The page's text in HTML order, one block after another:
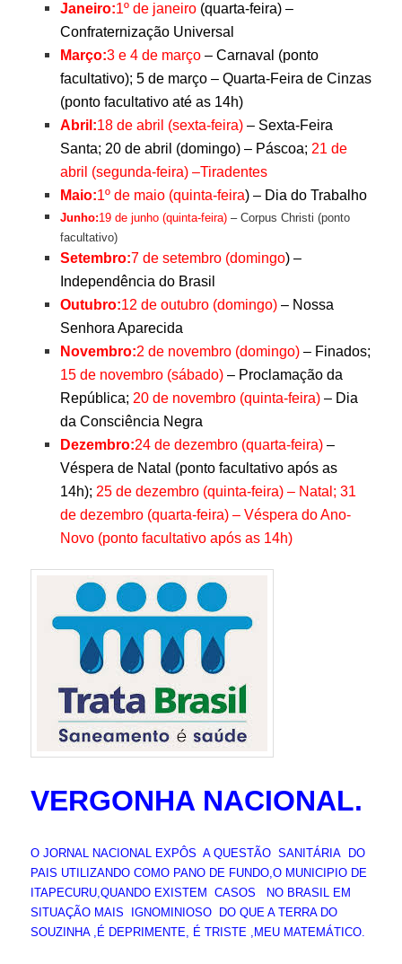
Janeiro:1º de janeiro(quarta-feira) –
Confraternização Universal
Março:3 e 4 de março– Carnaval (ponto
facultativo); 5 de março – Quarta-Feira de Cinzas
(ponto facultativo até as 14h)
Abril:18 de abril (sexta-feira)– Sexta-Feira
Santa; 20 de abril (domingo) – Páscoa; 21 de
abril (segunda-feira) –Tiradentes
Maio:1º de maio (quinta-feira) – Dia do Trabalho
Junho:19 de junho (quinta-feira)– Corpus Christi (ponto
facultativo)
Setembro:7 de setembro (domingo) –
Independência do Brasil
Outubro:12 de outubro (domingo)– Nossa
Senhora Aparecida
Novembro:2 de novembro (domingo)– Finados;
15 de novembro (sábado)– Proclamação da
República; 20 de novembro (quinta-feira)– Dia
da Consciência Negra
Dezembro:24 de dezembro (quarta-feira)–
Véspera de Natal (ponto facultativo após as
14h); 25 de dezembro (quinta-feira) – Natal; 31
de dezembro (quarta-feira) – Véspera do Ano-
Novo (ponto facultativo após as 14h)
VERGONHA NACIONAL.
O JORNAL NACIONAL EXPÔS A QUESTÃO SANITÁRIA DO
PAIS UTILIZANDO COMO PANO DE FUNDO,O MUNICIPIO DE
ITAPECURU,QUANDO EXISTEM CASOS NO BRASIL EM
SITUAÇÃO MAIS IGNOMINIOSO DO QUE A TERRA DO
SOUZINHA ,É DEPRIMENTE, É TRISTE ,MEU MATEMÁTICO.